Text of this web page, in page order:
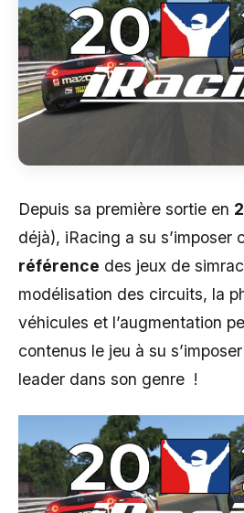
Depuis sa première sortie en
déjà), iRacing a su s’imposer
référence des jeux de
modélisation des circuits, la
véhicules et l’augmentation
contenus le jeu à su
leader dans son genre !